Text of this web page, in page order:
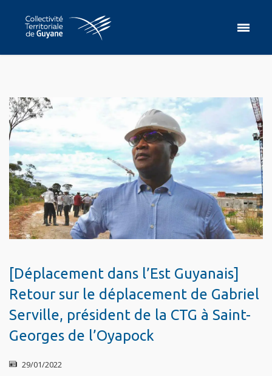
[Déplacement dans l’Est Guyanais]
Retour sur le déplacement de Gabriel
Serville, président de la CTG à Saint-
Georges de l’Oyapock
29/01/2022